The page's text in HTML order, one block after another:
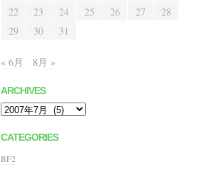
22
23 24 25 26 27
28
29
30 31
« 6月 8月 »
ARCHIVES
Archives
CATEGORIES
BF2